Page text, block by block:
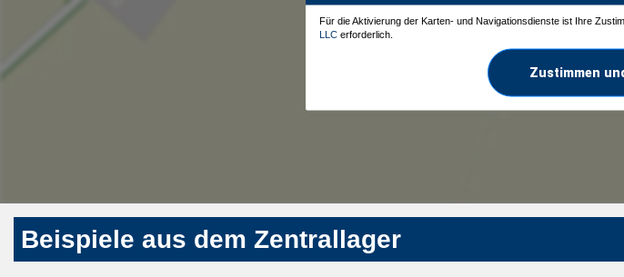
Für die Aktivierung der Karten- und Navigationsdienste ist Ihre
LLC erforderlich.
Zustimmen
Beispiele aus dem Zentrallager